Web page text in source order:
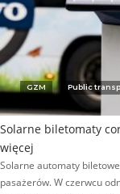
GZM Public
Solarne biletomaty
więcej
Solarne automaty
pasażerów. W czerwcu